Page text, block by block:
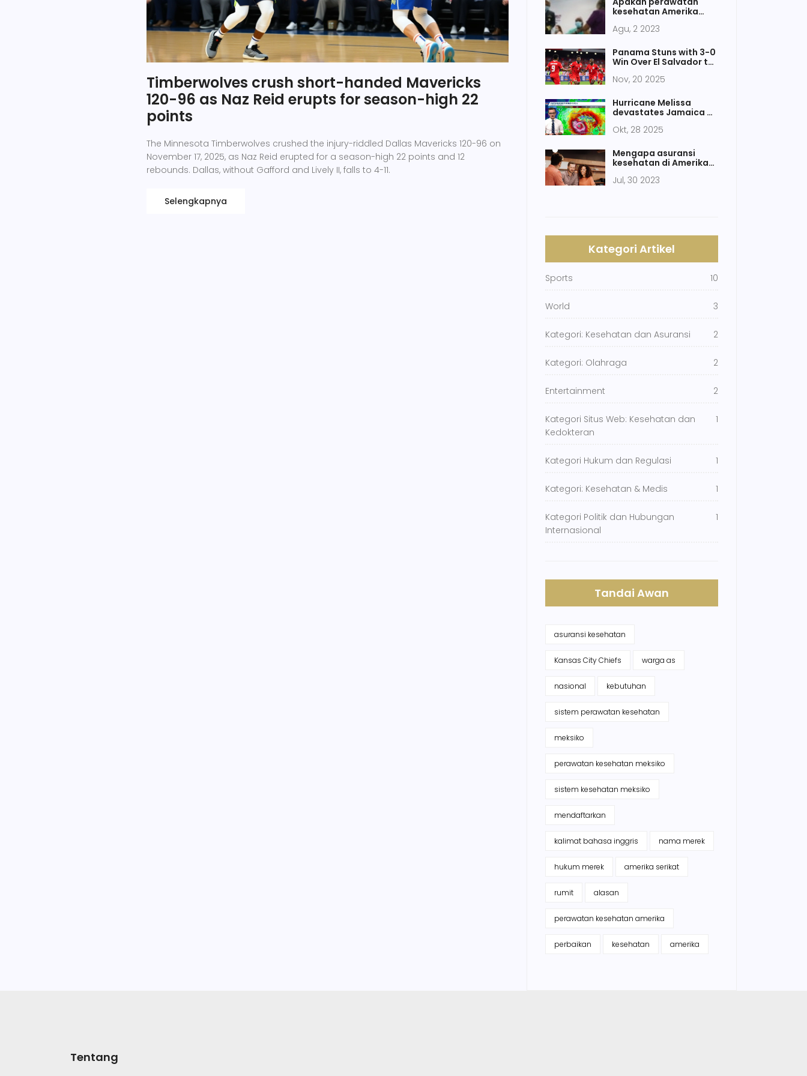
Timberwolves crush short-handed Mavericks
120-96 as Naz Reid erupts for season-high 22
points
The Minnesota Timberwolves crushed the injury-riddled Dallas Mavericks 120-96 on
November 17, 2025, as Naz Reid erupted for a season-high 22 points and 12
rebounds. Dallas, without Gafford and Lively II, falls to 4-11.
Selengkapnya
kesehatan Amerika
diperbaiki?
Agu, 2 2023
Panama Stuns with 3-0
Win Over El Salvador to
Cup Berth
Nov, 20 2025
Hurricane Melissa
devastates Jamaica as
sparks climate alarm
Okt, 28 2025
Mengapa asuransi
kesehatan di Amerika
Jul, 30 2023
Kategori Artikel
Sports 10
World 3
Kategori: Kesehatan dan Asuransi 2
Kategori: Olahraga 2
Entertainment 2
Kategori Situs Web: Kesehatan dan
Kedokteran
1
Kategori Hukum dan Regulasi 1
Kategori: Kesehatan & Medis 1
Kategori Politik dan Hubungan
Internasional
1
Tandai Awan
asuransi kesehatan
Kansas City Chiefs warga as
nasional kebutuhan
sistem perawatan kesehatan
meksiko
perawatan kesehatan meksiko
sistem kesehatan meksiko
mendaftarkan
kalimat bahasa inggris nama merek
hukum merek amerika serikat
rumit alasan
perawatan kesehatan amerika
perbaikan kesehatan amerika
Tentang